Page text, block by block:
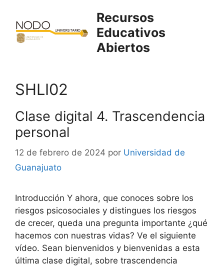
contenido
Recursos
Educativos
Abiertos
SHLI02
Clase digital 4. Trascendencia
personal
12 de febrero de 2024 por Universidad de
Guanajuato
Introducción Y ahora, que conoces sobre los
riesgos psicosociales y distingues los riesgos
de crecer, queda una pregunta importante ¿qué
hacemos con nuestras vidas? Ve el siguiente
vídeo. Sean bienvenidos y bienvenidas a esta
última clase digital, sobre trascendencia